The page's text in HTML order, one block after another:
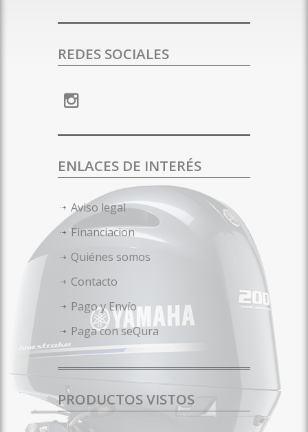
REDES SOCIALES
ENLACES DE INTERÉS
Aviso legal
Financiacion
Quiénes somos
Contacto
Pago y Envío
Paga con seQura
PRODUCTOS VISTOS